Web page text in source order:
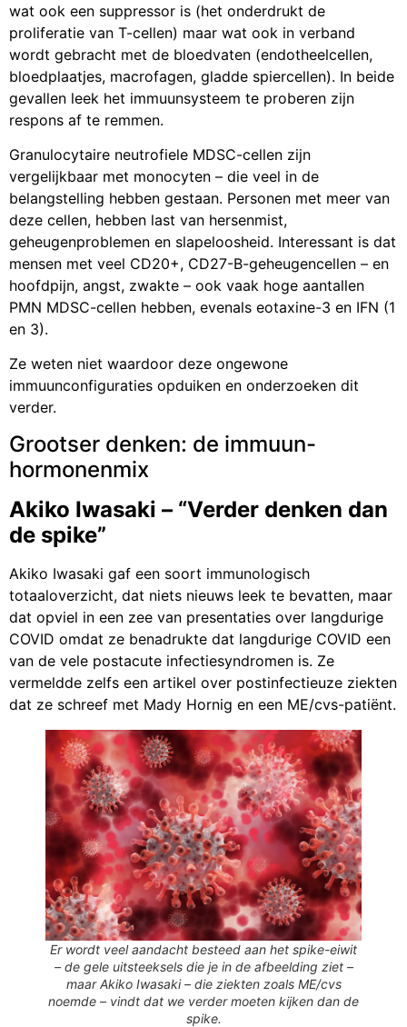
wat ook een suppressor is (het onderdrukt de
proliferatie van T-cellen) maar wat ook in verband
wordt gebracht met de bloedvaten (endotheelcellen,
bloedplaatjes, macrofagen, gladde spiercellen). In beide
gevallen leek het immuunsysteem te proberen zijn
respons af te remmen.
Granulocytaire neutrofiele MDSC-cellen zijn
vergelijkbaar met monocyten – die veel in de
belangstelling hebben gestaan. Personen met meer van
deze cellen, hebben last van hersenmist,
geheugenproblemen en slapeloosheid. Interessant is dat
mensen met veel CD20+, CD27-B-geheugencellen – en
hoofdpijn, angst, zwakte – ook vaak hoge aantallen
PMN MDSC-cellen hebben, evenals eotaxine-3 en IFN (1
en 3).
Ze weten niet waardoor deze ongewone
immuunconfiguraties opduiken en onderzoeken dit
verder.
Grootser denken: de immuun-
hormonenmix
Akiko Iwasaki – “Verder denken dan
de spike”
Akiko Iwasaki gaf een soort immunologisch
totaaloverzicht, dat niets nieuws leek te bevatten, maar
dat opviel in een zee van presentaties over langdurige
COVID omdat ze benadrukte dat langdurige COVID een
van de vele postacute infectiesyndromen is. Ze
vermeldde zelfs een artikel over postinfectieuze ziekten
dat ze schreef met Mady Hornig en een ME/cvs-patiënt.
Er wordt veel aandacht besteed aan het spike-eiwit
– de gele uitsteeksels die je in de afbeelding ziet –
maar Akiko Iwasaki – die ziekten zoals ME/cvs
noemde – vindt dat we verder moeten kijken dan de
spike.